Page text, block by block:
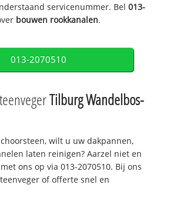
servicenummer. Bel013-
bouwen rookkanalen.
013-2070510
Tilburg Wandelbos-
wilt u uw dakpannen,
laten reinigen? Aarzel niet en
ons op via 013-2070510. Bij ons
of offerte snel en